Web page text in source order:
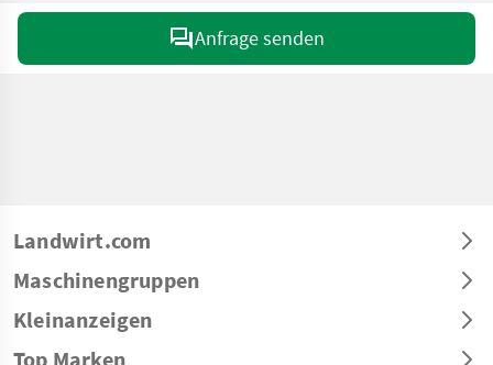
Anfrage senden
Landwirt.com
Maschinengruppen
Kleinanzeigen
Top Marken